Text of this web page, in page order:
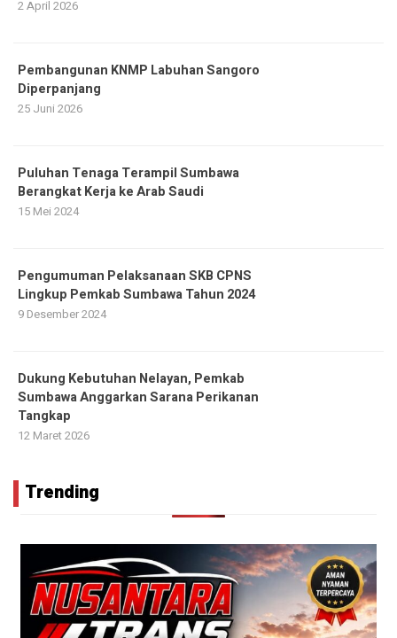
2 April 2026
Pembangunan KNMP Labuhan Sangoro
Diperpanjang
25 Juni 2026
Puluhan Tenaga Terampil Sumbawa
Berangkat Kerja ke Arab Saudi
15 Mei 2024
Pengumuman Pelaksanaan SKB CPNS
Lingkup Pemkab Sumbawa Tahun 2024
9 Desember 2024
Dukung Kebutuhan Nelayan, Pemkab
Sumbawa Anggarkan Sarana Perikanan
Tangkap
12 Maret 2026
Trending